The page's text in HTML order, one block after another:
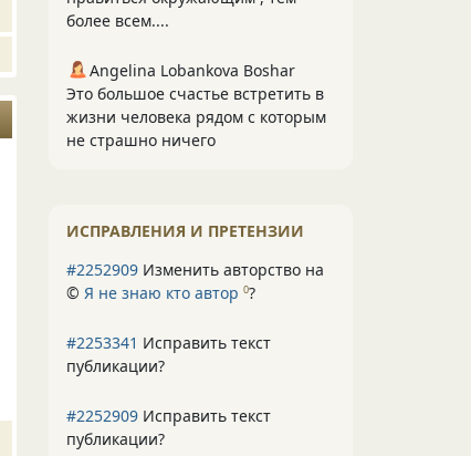
более всем....
Angelina Lobankova Boshar
Это большое счастье встретить в
жизни человека рядом с которым
не страшно ничего
ИСПРАВЛЕНИЯ И ПРЕТЕНЗИИ
#2252909 Изменить авторство на
© Я не знаю кто автор 0?
#2253341 Исправить текст
публикации?
#2252909 Исправить текст
публикации?